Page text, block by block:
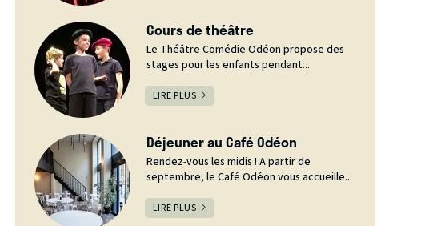
Cours de théâtre
Le Théâtre Comédie Odéon propose des
stages pour les enfants pendant...
LIRE PLUS
Déjeuner au Café Odéon
Rendez-vous les midis ! A partir de
septembre, le Café Odéon vous accueille...
LIRE PLUS